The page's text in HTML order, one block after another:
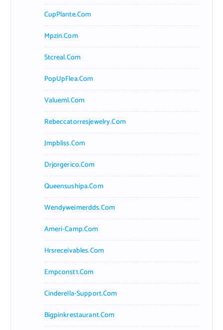
CupPlante.com
Mpzin.com
Stcreal.com
PopUpFlea.com
Valueml.com
Rebeccatorresjewelry.com
Jmpbliss.com
Drjorgerico.com
Queensushipa.com
Wendyweimerdds.com
Ameri-Camp.com
Hrsreceivables.com
Empconst1.com
Cinderella-Support.com
Bigpinkrestaurant.com